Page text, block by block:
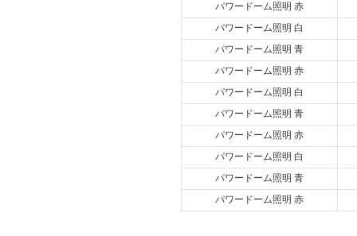
パワードーム照明 赤
パワードーム照明 白
パワードーム照明 青
パワードーム照明 赤
パワードーム照明 白
パワードーム照明 青
パワードーム照明 赤
パワードーム照明 白
パワードーム照明 青
パワードーム照明 赤